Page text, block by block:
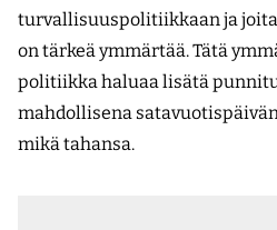
turvallisuuspolitiikkaan ja
on tärkeä ymmärtää. Tätä
politiikka haluaa lisätä
mahdollisena
mikä tahansa.